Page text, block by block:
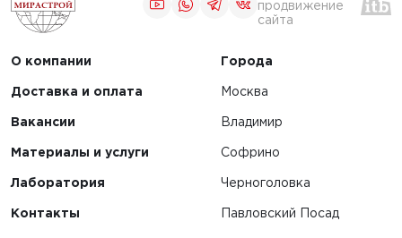
продвижение
сайта
О компании
Доставка и оплата
Вакансии
Материалы и услуги
Лаборатория
Контакты
Города
Москва
Владимир
Софрино
Черноголовка
Павловский Посад